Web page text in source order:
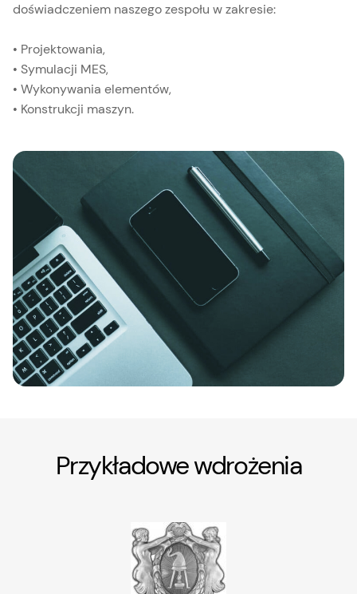
doświadczeniem naszego zespołu w zakresie:
• Projektowania,
• Symulacji MES,
• Wykonywania elementów,
• Konstrukcji maszyn.
Przykładowe wdrożenia